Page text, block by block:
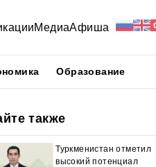
МедиаАфиша
Образование
также
Туркменистан отметил
высокий потенциал